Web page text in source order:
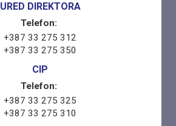
URED DIREKTORA
Telefon:
+387 33 275 312
+387 33 275 350
CIP
Telefon:
+387 33 275 325
+387 33 275 310